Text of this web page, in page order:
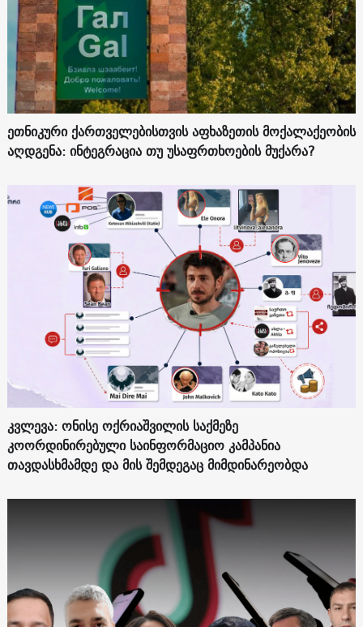
ეთნიკური ქართველებისთვის აფხაზეთის მოქალაქეობის
აღდგენა: ინტეგრაცია თუ უსაფრთხოების მუქარა?
კვლევა: ონისე ოქრიაშვილის საქმეზე
კოორდინირებული საინფორმაციო კამპანია
თავდასხმამდე და მის შემდეგაც მიმდინარეობდა